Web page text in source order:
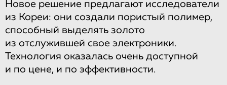
Новое решение предлагают исследователи
из Кореи: они создали пористый полимер,
способный выделять золото
из отслужившей свое электроники.
Технология оказалась очень доступной
и по цене, и по эффективности.